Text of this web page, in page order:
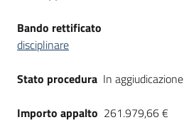
Bando rettificato
disciplinare
Stato procedura In aggiudicazione
Importo appalto 261.979,66 €